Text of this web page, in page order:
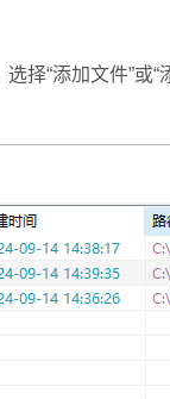
选择“添加文件”或